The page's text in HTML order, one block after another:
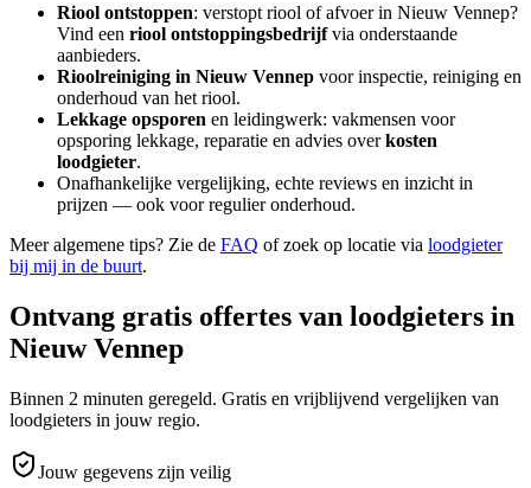
Riool ontstoppen: verstopt riool of afvoer in Nieuw Vennep?
Vind een riool ontstoppingsbedrijfvia onderstaande
aanbieders.
Rioolreiniging in Nieuw Vennep voor inspectie, reiniging en
onderhoud van het riool.
Lekkage opsporen en leidingwerk: vakmensen voor
opsporing lekkage, reparatie en advies overkosten
loodgieter.
Onafhankelijke vergelijking, echte reviews en inzicht in
prijzen — ook voor regulier onderhoud.
Meer algemene tips? Zie de FAQ of zoek op locatie via loodgieter
bij mij in de buurt.
Ontvang gratis offertes van loodgieters in
Nieuw Vennep
Binnen 2 minuten geregeld. Gratis en vrijblijvend vergelijken van
loodgieters in jouw regio.
Jouw gegevens zijn veilig